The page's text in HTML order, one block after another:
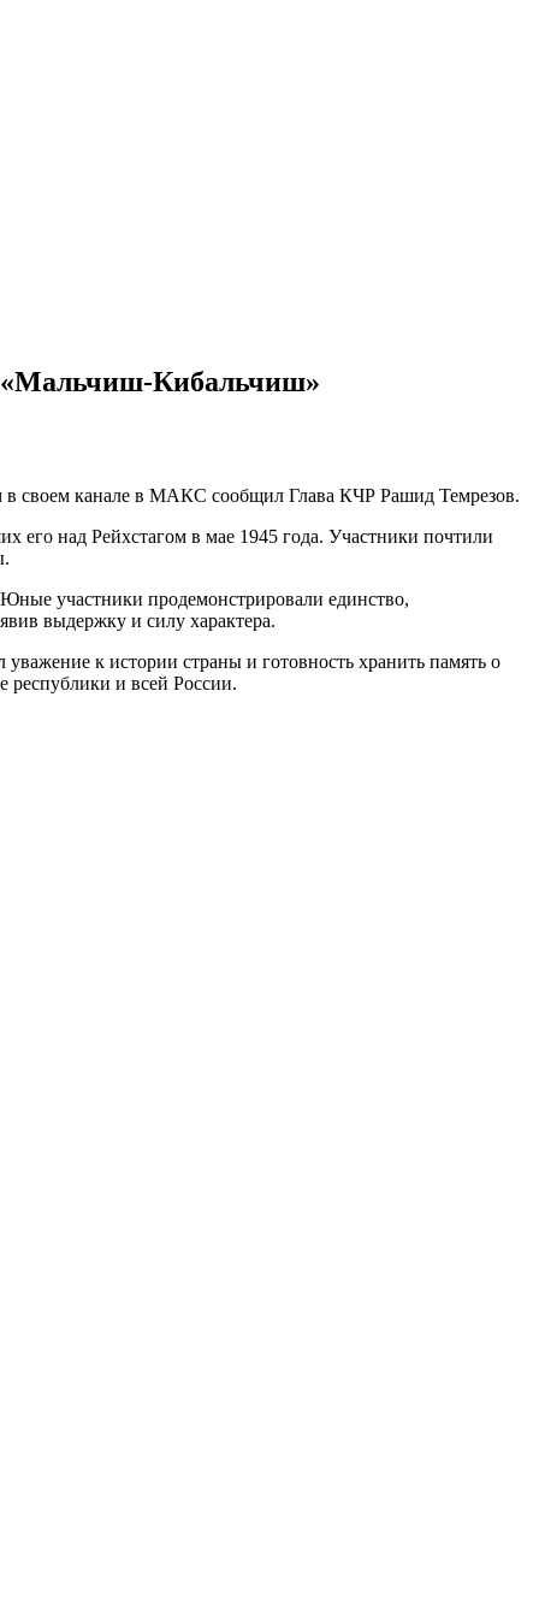
«Мальчиш-Кибальчиш»
своем канале в МАКС сообщил Глава КЧР Рашид Темрезов.
его над Рейхстагом в мае 1945 года. Участники почтили
участники продемонстрировали единство,
выдержку и силу характера.
к истории страны и готовность хранить память о
республики и всей России.